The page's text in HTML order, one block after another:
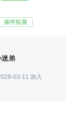
插件拓展
迷弟
03-11 加入